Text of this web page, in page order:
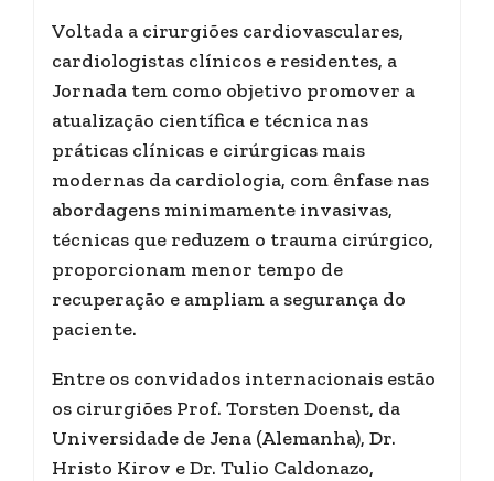
Voltada a cirurgiões cardiovasculares,
cardiologistas clínicos e residentes, a
Jornada tem como objetivo promover a
atualização científica e técnica nas
práticas clínicas e cirúrgicas mais
modernas da cardiologia, com ênfase nas
abordagens minimamente invasivas,
técnicas que reduzem o trauma cirúrgico,
proporcionam menor tempo de
recuperação e ampliam a segurança do
paciente.
Entre os convidados internacionais estão
os cirurgiões Prof. Torsten Doenst, da
Universidade de Jena (Alemanha), Dr.
Hristo Kirov e Dr. Tulio Caldonazo,